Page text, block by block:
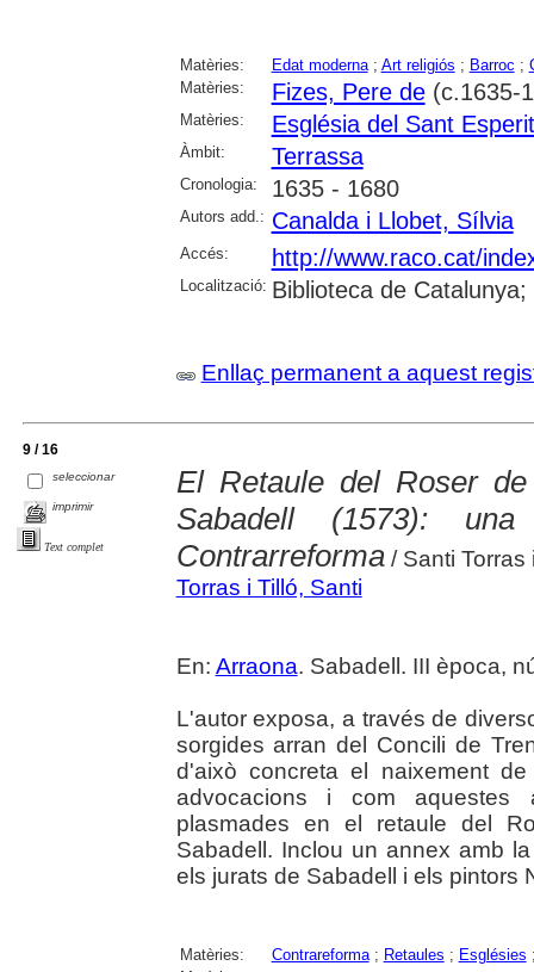
Matèries: Edat moderna; Art religiós ; Barroc ;
Matèries:
Fizes, Pere de(c.1635-
Matèries: Església del Sant
Àmbit: Terrassa
Cronologia: 1635 - 1680
Autors add.: Canalda i Llobet, Sílvia
Accés: http://www.raco.cat/
Localització: Biblioteca de
Enllaç permanent a aquest
9 / 16
seleccionar
imprimir
Text complet
El Retaule del Roser
Sabadell (1573):
Contrarreforma/ Santi Torras
Torras i Tilló, Santi
En: Arraona. Sabadell. III època,
L'autor exposa, a través de
sorgides arran del Concili de
d'això concreta el naixement
advocacions i com aquestes
plasmades en el retaule del
Sabadell. Inclou un annex amb
els jurats de Sabadell i els pintors
Matèries: Contrareforma; Retaules ; Esglésies